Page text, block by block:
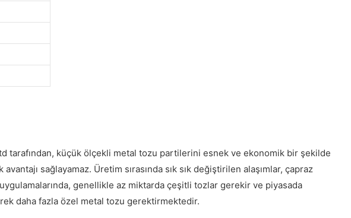
tarafından, küçük ölçekli metal tozu partilerini esnek ve ekonomik bir şekilde
sağlayamaz. Üretim sırasında sık sık değiştirilen alaşımlar, çapraz
genellikle az miktarda çeşitli tozlar gerekir ve piyasada
daha fazla özel metal tozu gerektirmektedir.